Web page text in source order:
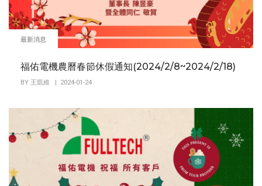
最新消息
福佑電機農曆春節休假通知(2024/2/8~2024/2/18)
BY 王凱維 | 2024-01-24